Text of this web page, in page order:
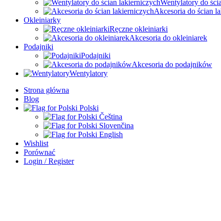
Wentylatory do
Akcesoria do ścian
Okleiniarky
Ręczne okleiniarki
Akcesoria do okleiniarek
Podajniki
Podajniki
Akcesoria do podajników
Wentylatory
Strona główna
Blog
Polski
Čeština
Slovenčina
English
Wishlist
Porównać
Login / Register